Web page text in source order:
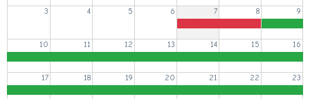
3 4 5 6 7 8 9
10 11 12 13 14 15 16
17 18 19 20 21 22 23